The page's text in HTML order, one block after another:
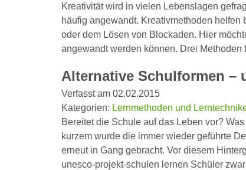
Kreativität wird in vielen Lebenslagen
häufig angewandt. Kreativmethoden
oder dem Lösen von Blockaden. Hier
angewandt werden können. Drei
Alternative Schulformen –
Verfasst am 02.02.2015
Kategorien: Lernmethoden und
Bereitet die Schule auf das Leben vor?
kurzem wurde die immer wieder geführte
erneut in Gang gebracht. Vor diesem
unesco-projekt-schulen lernen Schüler